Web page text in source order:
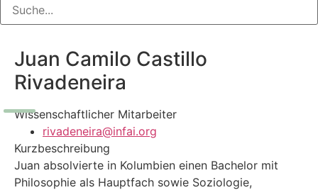
Juan Camilo Castillo
Rivadeneira
Wissenschaftlicher Mitarbeiter
rivadeneira@infai.org
Kurzbeschreibung
Juan absolvierte in Kolumbien einen Bachelor mit
Philosophie als Hauptfach sowie Soziologie,